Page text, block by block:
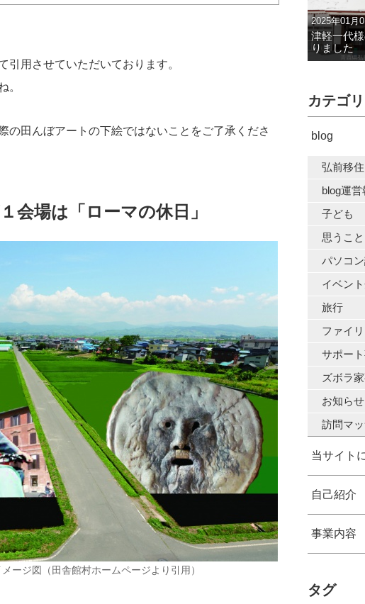
引用させていただいております。
。
の田んぼアートの下絵ではないことをご了承くださ
会場は「ローマの休日」
ージ図（田舎館村ホームページより引用）
2025年01月
津軽一代
りました
カテゴ
blog
弘前移住
blog運営
子ども
思うこと
パソコ
イベン
旅行
ファイ
サポー
ズボラ
お知らせ
訪問マ
当サイト
自己紹介
事業内容
タグ